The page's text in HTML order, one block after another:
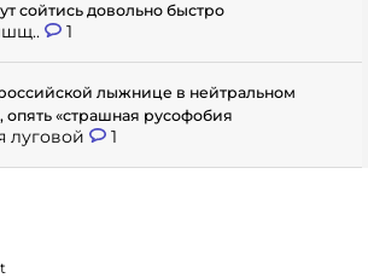
сойтись довольно быстро
1
лыжнице в нейтральном
опять «страшная русофобия
луговой 1